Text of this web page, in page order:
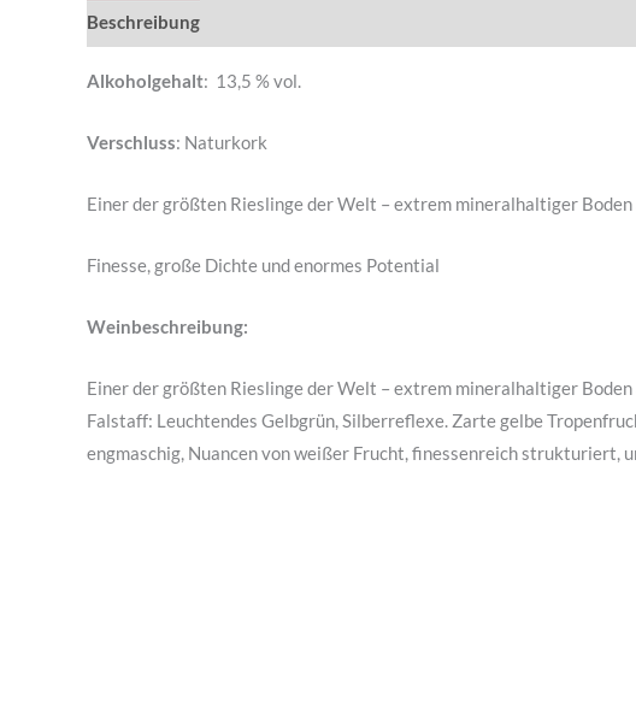
Beschreibung
Alkoholgehalt: 13,5 % vol.
Verschluss: Naturkork
Einer der größten Rieslinge der Welt – extrem mineralhaltiger
Finesse, große Dichte und enormes Potential
Weinbeschreibung:
Einer der größten Rieslinge der Welt – extrem mineralhaltiger
Falstaff: Leuchtendes Gelbgrün, Silberreflexe. Zarte gelbe
engmaschig, Nuancen von weißer Frucht, finessenreich